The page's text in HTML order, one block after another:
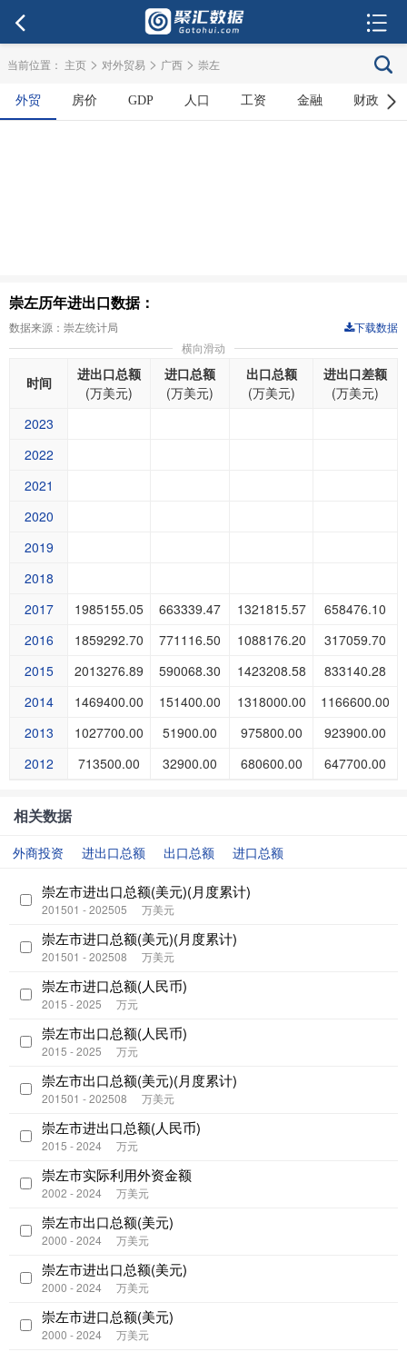
当前位置： 主页 > 对外贸易 > 广西 > 崇左
外贸 房价 GDP 人口 工资 金融 财政
崇左历年进出口数据：
数据来源：崇左统计局
下载数据
横向滑动
时间
进出口总额
(万美元)
进口总额
(万美元)
出口总额
(万美元)
进出口差额
(万美元)
2023
2022
2021
2020
2019
2018
2017
1985155.05 663339.47 1321815.57
658476.10
2016
1859292.70 771116.50 1088176.20
317059.70
2015
2013276.89 590068.30 1423208.58
833140.28
2014
1469400.00 151400.00 1318000.00
1166600.00
2013
1027700.00 51900.00 975800.00
923900.00
2012
713500.00 32900.00 680600.00 647700.00
相关数据
外商投资 进出口总额 出口总额 进口总额
崇左市进出口总额(美元)(月度累计)
201501 - 202505 万美元
崇左市进口总额(美元)(月度累计)
201501 - 202508 万美元
崇左市进口总额(人民币)
2015 - 2025 万元
崇左市出口总额(人民币)
2015 - 2025 万元
崇左市出口总额(美元)(月度累计)
201501 - 202508 万美元
崇左市进出口总额(人民币)
2015 - 2024 万元
崇左市实际利用外资金额
2002 - 2024 万美元
崇左市出口总额(美元)
2000 - 2024 万美元
崇左市进出口总额(美元)
2000 - 2024 万美元
崇左市进口总额(美元)
2000 - 2024 万美元